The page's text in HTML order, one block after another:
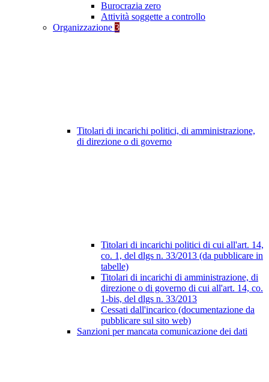
Burocrazia zero
Attività soggette a controllo
Organizzazione 3
Titolari di incarichi politici, di amministrazione,
di direzione o di governo
Titolari di incarichi politici di cui all'art. 14,
co. 1, del dlgs n. 33/2013 (da pubblicare in
tabelle)
Titolari di incarichi di amministrazione, di
direzione o di governo di cui all'art. 14, co.
1-bis, del dlgs n. 33/2013
Cessati dall'incarico (documentazione da
pubblicare sul sito web)
Sanzioni per mancata comunicazione dei dati